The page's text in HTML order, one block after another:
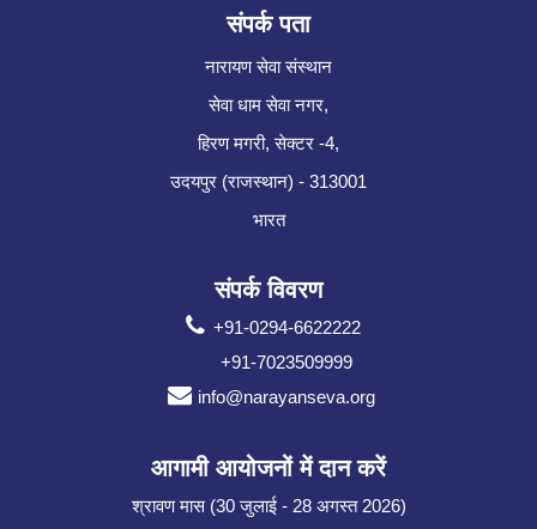
संपर्क पता
नारायण सेवा संस्थान
सेवा धाम सेवा नगर,
हिरण मगरी, सेक्टर -4,
उदयपुर (राजस्थान) - 313001
भारत
संपर्क विवरण
+91-0294-6622222
+91-7023509999
info@narayanseva.org
आगामी आयोजनों में दान करें
श्रावण मास (30 जुलाई - 28 अगस्त 2026)